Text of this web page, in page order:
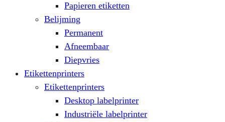
Papieren etiketten
Belijming
Permanent
Afneembaar
Diepvries
Etikettenprinters
Etikettenprinters
Desktop labelprinter
Industriële labelprinter